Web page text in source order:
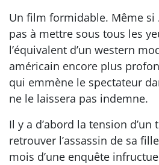
Un film formidable. Même si
pas à mettre sous tous les
l’équivalent d’un western
américain encore plus
qui emmène le spectateur
ne le laissera pas indemne.
Il y a d’abord la tension
retrouver l’assassin de sa
mois d’une enquête